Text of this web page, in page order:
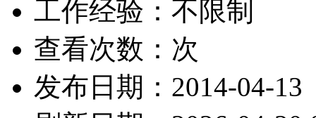
工作经验：不限制
查看次数： 次
发布日期：2014-04-13